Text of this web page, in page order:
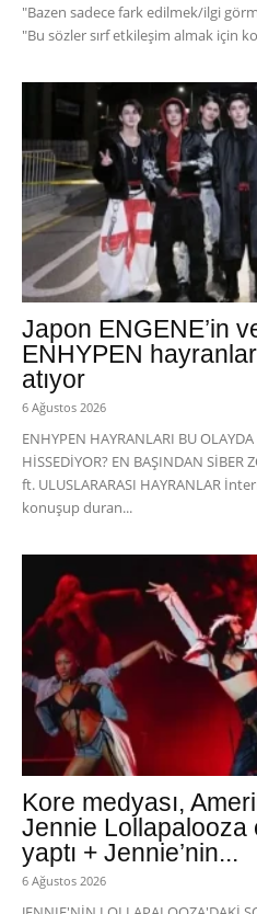
"Bazen sadece fark edilmek/ilgi
"Bu sözler sırf etkileşim almak için
Japon ENGENE’in
ENHYPEN
atıyor
6 Ağustos 2026
ENHYPEN HAYRANLARI BU
HİSSEDİYOR? EN BAŞINDAN SİBER
ft. ULUSLARARASI HAYRANLAR
konuşup duran...
Kore medyası,
Jennie Lollapalooza
yaptı + Jennie’nin...
6 Ağustos 2026